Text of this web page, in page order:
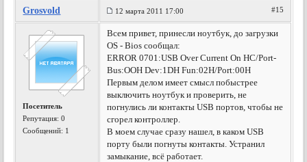
Grosvold 12 марта 2011 17:00 #15
Посетитель
Репутация:0
Сообщений: 1
Всем привет, принесли ноутбук, до загрузки
OS - Bios сообщал:
ERROR 0701:USB Over Current On HC/Port-
Bus:OOH Dev:1DH Fun:02H/Port:00H
Первым делом имеет смысл побыстрее
выключить ноутбук и проверить, не
погнулись ли контакты USB портов, чтобы не
сгорел контроллер.
В моем случае сразу нашел, в каком USB
порту были погнуты контакты. Устранил
замыкание, всё работает.